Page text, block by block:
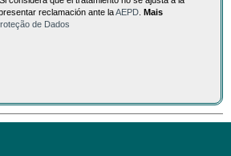
reclamación ante laAEPD
Mais
de Dados